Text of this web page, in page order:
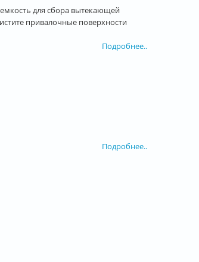
для сбора вытекающей
привалочные поверхности
Подробнее..
Подробнее..